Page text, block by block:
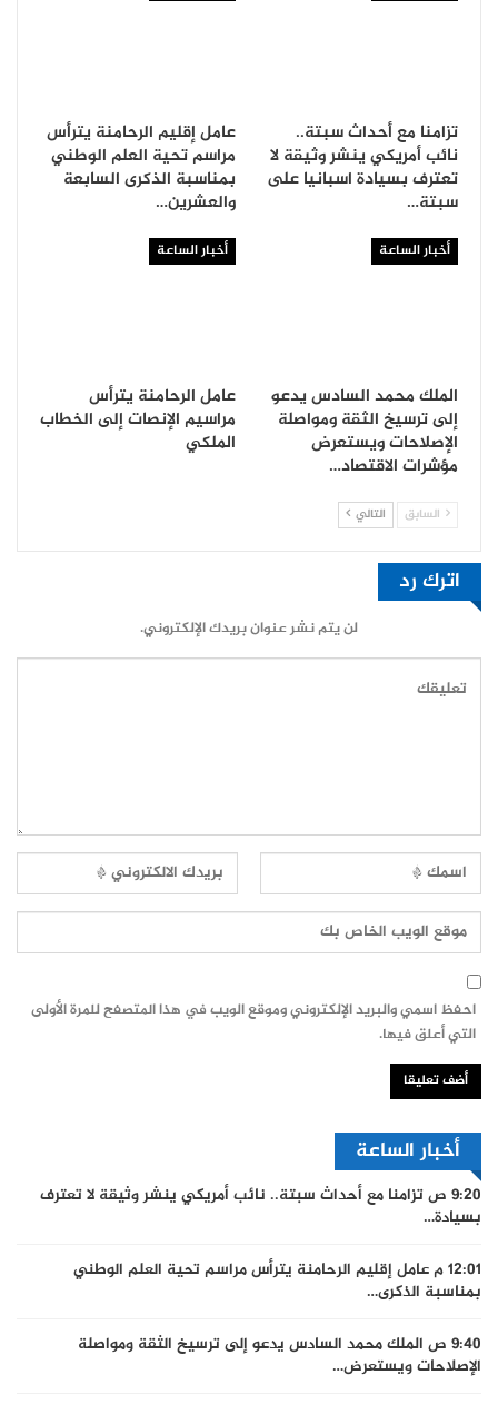
تزامنا مع أحداث سبتة..
نائب أمريكي ينشر وثيقة لا
تعترف بسيادة اسبانيا على
سبتة…
عامل إقليم الرحامنة يترأس
مراسم تحية العلم الوطني
بمناسبة الذكرى السابعة
والعشرين…
أخبار الساعة
الملك محمد السادس يدعو
إلى ترسيخ الثقة ومواصلة
الإصلاحات ويستعرض
مؤشرات الاقتصاد…
أخبار الساعة
عامل الرحامنة يترأس
مراسيم الإنصات إلى الخطاب
الملكي
السابق التالي
اترك رد
لن يتم نشر عنوان بريدك الإلكتروني.
احفظ اسمي والبريد الإلكتروني وموقع الويب في هذا المتصفح للمرة الأولى
التي أعلق فيها.
أخبار الساعة
9:20 ص
تزامنا مع أحداث سبتة.. نائب أمريكي ينشر وثيقة لا تعترف
بسيادة…
12:01 م
عامل إقليم الرحامنة يترأس مراسم تحية العلم الوطني
بمناسبة الذكرى…
9:40 ص
الملك محمد السادس يدعو إلى ترسيخ الثقة ومواصلة
الإصلاحات ويستعرض…